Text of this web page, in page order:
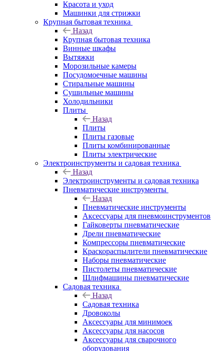
Красота и уход
Машинки для стрижки
Крупная бытовая техника
Назад
Крупная бытовая техника
Винные шкафы
Вытяжки
Морозильные камеры
Посудомоечные машины
Стиральные машины
Сушильные машины
Холодильники
Плиты
Назад
Плиты
Плиты газовые
Плиты комбинированные
Плиты электрические
Электроинструменты и садовая техника
Назад
Электроинструменты и садовая техника
Пневматические инструменты
Назад
Пневматические инструменты
Аксессуары для пневмоинструментов
Гайковерты пневматические
Дрели пневматические
Компрессоры пневматические
Краскораспылители пневматические
Наборы пневматические
Пистолеты пневматические
Шлифмашины пневматические
Садовая техника
Назад
Садовая техника
Дровоколы
Аксессуары для минимоек
Аксессуары для насосов
Аксессуары для сварочного
оборудования